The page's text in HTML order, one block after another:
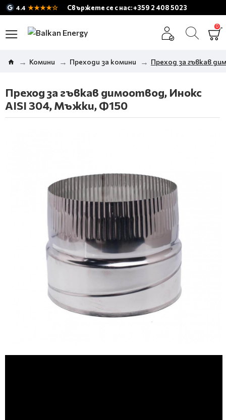
4.4 ★★★★☆ Свържете се с нас: +359 2 408 5023
0
Комини Преходи за комини Преход за гъвкав
Преход за гъвкав димоотвод, Инокс
AISI 304, Мъжки, Ф150